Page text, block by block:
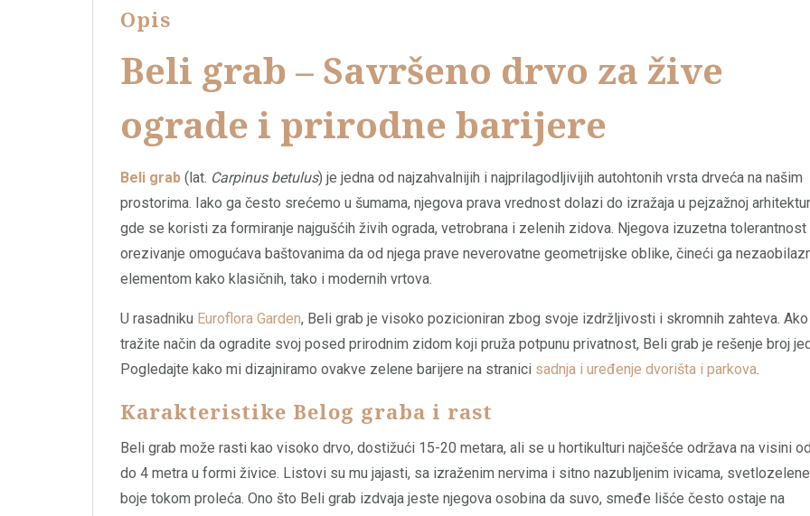
Opis
Beli grab – Savršeno drvo za žive
ograde i prirodne barijere
Beli grab (lat. Carpinus betulus) je jedna od najzahvalnijih i najprilagodljivijih autohtonih vrsta drveća na našim
prostorima. Iako ga često srećemo u šumama, njegova prava vrednost dolazi do izražaja u pejzažnoj
gde se koristi za formiranje najgušćih živih ograda, vetrobrana i zelenih zidova. Njegova izuzetna tolerantnost
orezivanje omogućava baštovanima da od njega prave neverovatne geometrijske oblike, čineći ga
elementom kako klasičnih, tako i modernih vrtova.
U rasadniku Euroflora Garden, Beli grab je visoko pozicioniran zbog svoje izdržljivosti i skromnih zahteva. Ako
tražite način da ogradite svoj posed prirodnim zidom koji pruža potpunu privatnost, Beli grab je rešenje broj
Pogledajte kako mi dizajniramo ovakve zelene barijere na stranici sadnja i uređenje dvorišta i parkova.
Karakteristike Belog graba i rast
Beli grab može rasti kao visoko drvo, dostižući 15-20 metara, ali se u hortikulturi najčešće održava na visini
do 4 metra u formi živice. Listovi su mu jajasti, sa izraženim nervima i sitno nazubljenim ivicama, svetlozelene
boje tokom proleća. Ono što Beli grab izdvaja jeste njegova osobina da suvo, smeđe lišće često ostaje na